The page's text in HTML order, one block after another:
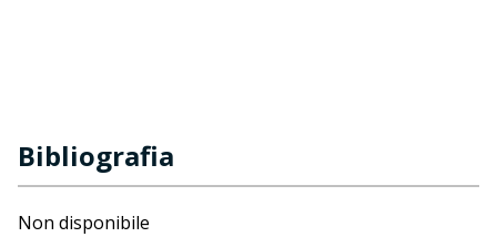
Bibliografia
Non disponibile